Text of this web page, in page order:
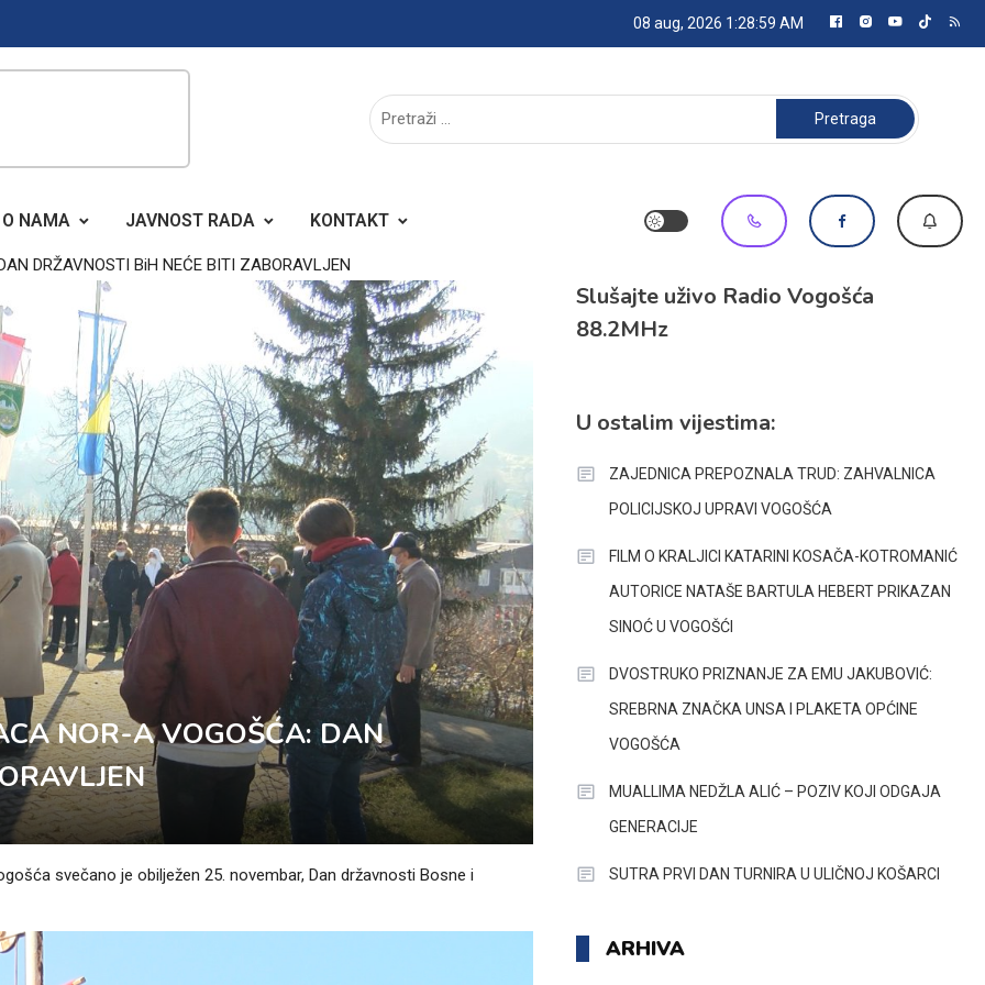
08 aug, 2026 1:29:00 AM
Pretraga:
O NAMA JAVNOST RADA KONTAKT
DRŽAVNOSTI BiH NEĆE BITI ZABORAVLJEN
NOR-A VOGOŠĆA: DAN
svečano je obilježen 25. novembar, Dan državnosti Bosne i
Slušajte uživo Radio Vogošća
88.2MHz
U ostalim vijestima:
ZAJEDNICA PREPOZNALA TRUD: ZAHVALNICA
POLICIJSKOJ UPRAVI VOGOŠĆA
FILM O KRALJICI KATARINI KOSAČA-KOTROMANIĆ
AUTORICE NATAŠE BARTULA HEBERT PRIKAZAN
SINOĆ U VOGOŠĆI
DVOSTRUKO PRIZNANJE ZA EMU JAKUBOVIĆ:
SREBRNA ZNAČKA UNSA I PLAKETA OPĆINE
VOGOŠĆA
MUALLIMA NEDŽLA ALIĆ – POZIV KOJI ODGAJA
GENERACIJE
SUTRA PRVI DAN TURNIRA U ULIČNOJ KOŠARCI
ARHIVA